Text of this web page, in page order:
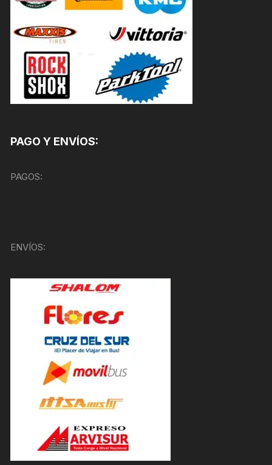
PAGO Y ENVÍOS:
PAGOS:
ENVÍOS: